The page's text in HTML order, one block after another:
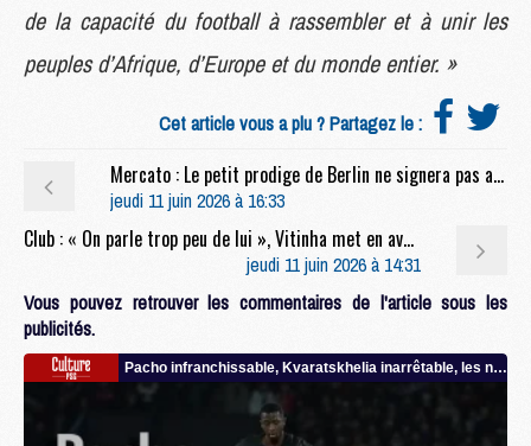
de la capacité du football à rassembler et à unir les
peuples d’Afrique, d’Europe et du monde entier. »
Cet article vous a plu ? Partagez le :
Mercato : Le petit prodige de Berlin ne signera pas au PSG
jeudi 11 juin 2026 à 16:33
Club : « On parle trop peu de lui », Vitinha met en avant un Parisien sous-estimé
jeudi 11 juin 2026 à 14:31
Vous pouvez retrouver les commentaires de l'article sous les
publicités.